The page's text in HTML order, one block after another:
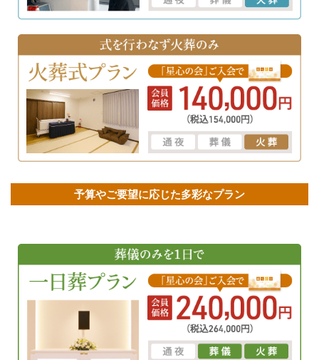
予算やご要望に応じた多彩なプラン